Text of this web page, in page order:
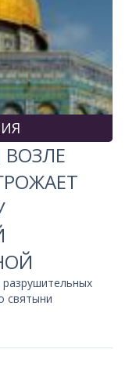
святыни